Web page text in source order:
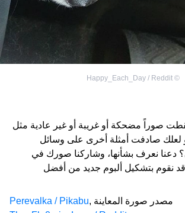
©
Happy_Each_Day / Reddit
صوراً مضحكة أو غريبة أو غير عادية مثل
لعلك صادفت أمثلة أخرى على وسائل
دعنا نعرف بشأنها، وشاركنا صورك في
نقوم بتشكيل ألبوم جديد من أفضل
مصدر صورة المعاينة Perevalka / Pikabu,